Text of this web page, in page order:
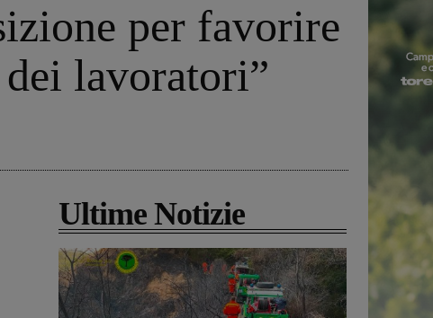
per favorire
lavoratori”
Ultime Notizie